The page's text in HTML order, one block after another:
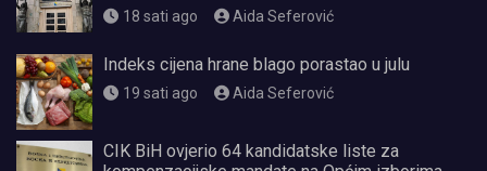
18 sati ago Aida Seferović
Indeks cijena hrane blago porastao u julu
19 sati ago Aida Seferović
CIK BiH ovjerio 64 kandidatske liste za